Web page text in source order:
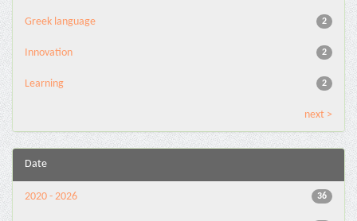
2
Greek language
2
Innovation
2
Learning
next >
Date
36
2020 - 2026